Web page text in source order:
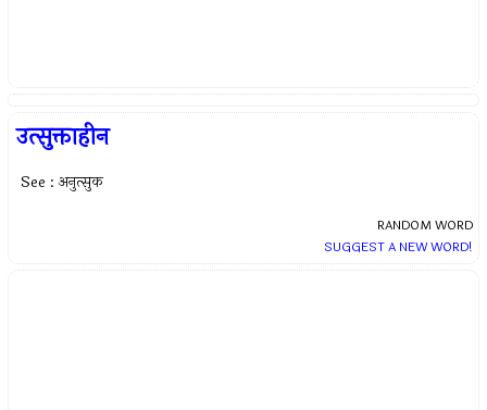
उत्सुक्ताहीन
See : अनुत्सुक
RANDOM WORD
SUGGEST A NEW WORD!